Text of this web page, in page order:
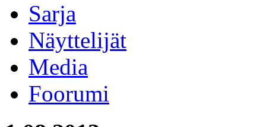
Sarja
Näyttelijät
Media
Foorumi